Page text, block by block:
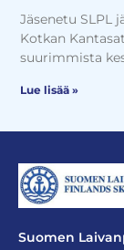
Jäsenetu SLPL
Kotkan
suurimmista
Lue lisää »
Suomen